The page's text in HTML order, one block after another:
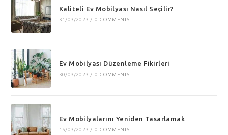
Kaliteli Ev Mobilyası Nasıl Seçilir?
31/03/2023 / 0 COMMENTS
Ev Mobilyası Düzenleme Fikirleri
30/03/2023 / 0 COMMENTS
Ev Mobilyalarını Yeniden Tasarlamak
15/03/2023 / 0 COMMENTS